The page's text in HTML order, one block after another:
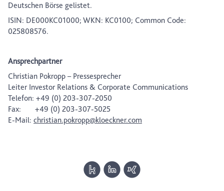
Deutschen Börse gelistet.
ISIN: DE000KC01000; WKN: KC0100; Common Code:
025808576.
Ansprechpartner
Christian Pokropp – Pressesprecher
Leiter Investor Relations & Corporate Communications
Telefon: +49 (0) 203-307-2050
Fax: +49 (0) 203-307-5025
E-Mail: christian.pokropp@kloeckner.com